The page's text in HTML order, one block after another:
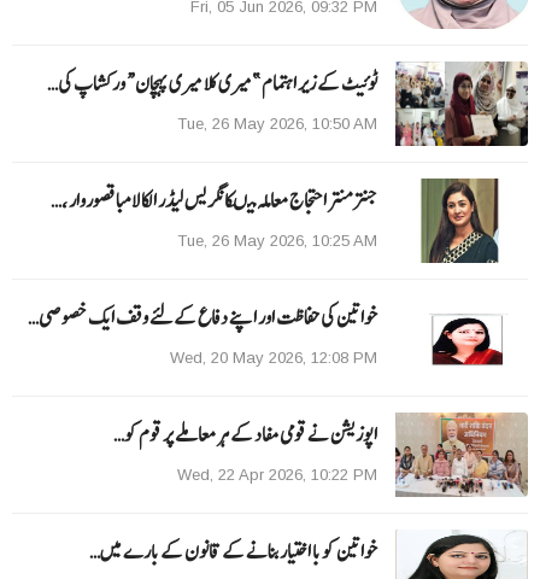
Fri, 05 Jun 2026, 09:32 PM
ٹوئیٹ کے زیر اہتمام ”میری کلا میری پہچان“ ورکشاپ کی…
Tue, 26 May 2026, 10:50 AM
جنتر منتر احتجاج معاملہ میںکانگریس لیڈر الکا لامبا قصوروار ،…
Tue, 26 May 2026, 10:25 AM
خواتین کی حفاظت اور اپنے دفاع کےلئے وقف ایک خصوصی…
Wed, 20 May 2026, 12:08 PM
اپوزیشن نے قومی مفاد کے ہر معاملے پر قوم کو…
Wed, 22 Apr 2026, 10:22 PM
خواتین کو با اختیار بنانے کے قانون کے بارے میں…